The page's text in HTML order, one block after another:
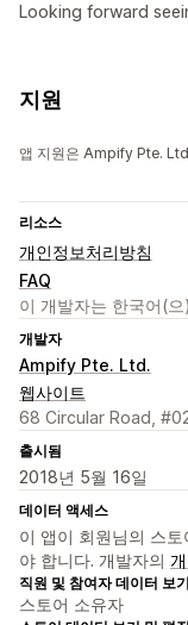
Looking forward
지원
앱 지원은 Ampify Pte.
리소스
개인정보처리방침
FAQ
이 개발자는 한국어(
개발자
Ampify Pte. Ltd.
웹사이트
68 Circular Road,
출시됨
2018년 5월 16일
데이터 액세스
이 앱이 회원님의 스
야 합니다. 개발자의
직원 및 참여자 데이터 보
스토어 소유자